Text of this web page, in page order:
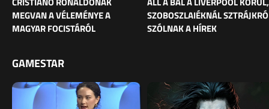
MEGVAN A VÉLEMÉNYE A
MAGYAR FOCISTÁRÓL
SZOBOSZLAIÉKNÁL
SZÓLNAK A HÍREK
GAMESTAR